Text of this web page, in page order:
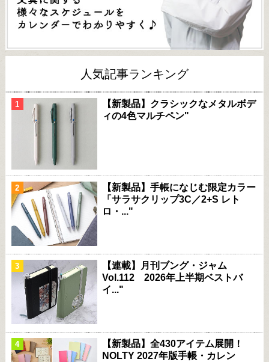
人気記事ランキング
【新製品】クラシックなメタルボデ
ィの4色マルチペン"
【新製品】手帳になじむ限定カラー
「サラサクリップ3C／2+S レト
ロ・..."
【連載】月刊ブング・ジャム
Vol.112 2026年上半期ベストバ
イ..."
【新製品】全430アイテム展開！
NOLTY 2027年版手帳・カレン